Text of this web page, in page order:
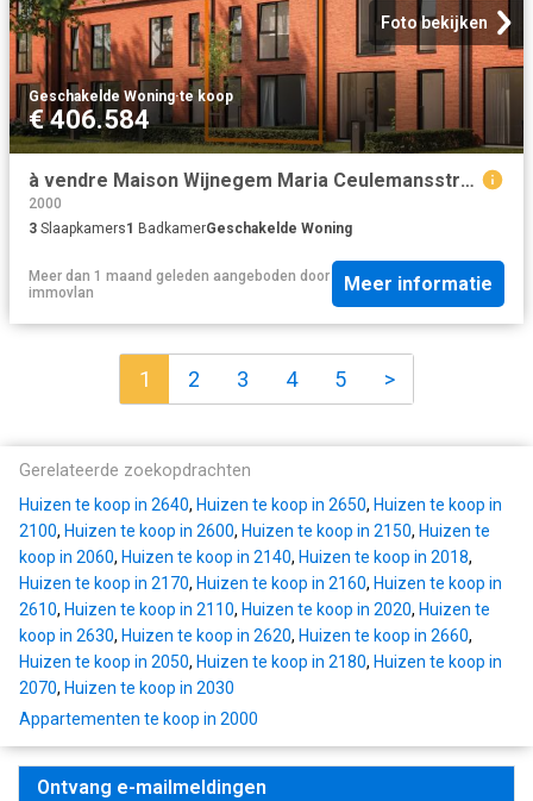
Foto bekijken
Geschakelde Woning·te koop
€ 406.584
à vendre Maison Wijnegem Maria Ceulemansstraat
2000
3 Slaapkamers1 BadkamerGeschakelde Woning
Meer dan 1 maand geleden aangeboden door
immovlan
Meer informatie
1 2 3 4 5 >
Gerelateerde zoekopdrachten
Huizen te koop in 2640, Huizen te koop in 2650, Huizen te koop in
2100, Huizen te koop in 2600, Huizen te koop in 2150, Huizen te
koop in 2060, Huizen te koop in 2140, Huizen te koop in 2018,
Huizen te koop in 2170, Huizen te koop in 2160, Huizen te koop in
2610, Huizen te koop in 2110, Huizen te koop in 2020, Huizen te
koop in 2630, Huizen te koop in 2620, Huizen te koop in 2660,
Huizen te koop in 2050, Huizen te koop in 2180, Huizen te koop in
2070, Huizen te koop in 2030
Appartementen te koop in 2000
Ontvang e-mailmeldingen